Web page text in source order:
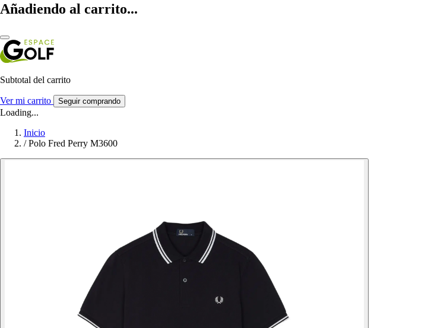
Añadiendo al carrito...
Subtotal del carrito
Ver mi carrito Seguir comprando
Loading...
Inicio
/ Polo Fred Perry M3600